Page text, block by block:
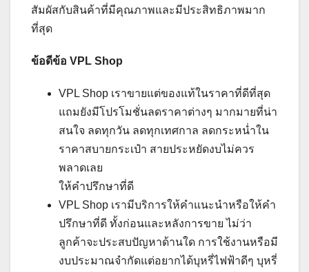
สัมผัสกับสินค้าที่มีคุณภาพและมีประสิทธิภาพมาก
ที่สุด
ข้อดีข้อ VPL Shop
VPL Shop เราขายแต่ของแท้ในราคาที่ดีที่สุด
แถมยังมีโปรโมชั่นลดราคาต่างๆ มากมายที่น่า
สนใจ ลดทุกวัน ลดทุกเทศกาล ลดกระหน่ำใน
ราคาสบายกระเป๋า สายประหยัดงบไม่ควร
พลาดเลย
ให้คำปรึกษาที่ดี
VPL Shop เรามีบริการให้คำแนะนำหรือให้คำ
ปรึกษาที่ดี ทั้งก่อนและหลังการขาย ไม่ว่า
ลูกค้าจะประสบปัญหาด้านใด การใช้งานหรือมี
งบประมาณจำกัดแต่อยากได้บุหรี่ไฟฟ้าดีๆ บุหรี่